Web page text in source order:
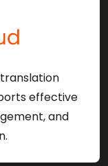
effective
and